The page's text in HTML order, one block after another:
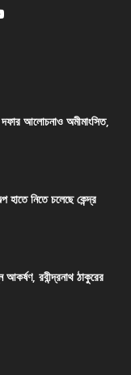
দফার আলোচনাও অমীমাংসিত,
হাতে নিতে চলেছে কেন্দ্র
রবীন্দ্রনাথ ঠাকুরের